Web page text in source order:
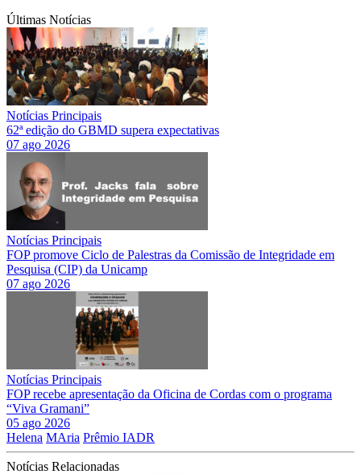
Últimas Notícias
Notícias Principais
62ª edição do GBMD supera expectativas
07 ago 2026
Notícias Principais
FOP promove Ciclo de Palestras da Comissão de Integridade em
Pesquisa (CIP) da Unicamp
07 ago 2026
Notícias Principais
FOP recebe apresentação da Oficina de Cordas com o programa
“Viva Gramani”
05 ago 2026
Helena MAria Prêmio IADR
Notícias Relacionadas